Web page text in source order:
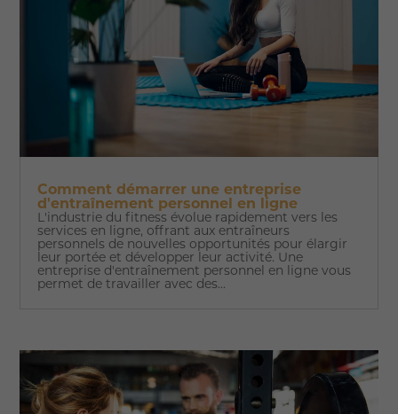
Comment démarrer une entreprise
d'entraînement personnel en ligne
L'industrie du fitness évolue rapidement vers les
services en ligne, offrant aux entraîneurs
personnels de nouvelles opportunités pour élargir
leur portée et développer leur activité. Une
entreprise d'entraînement personnel en ligne vous
permet de travailler avec des...